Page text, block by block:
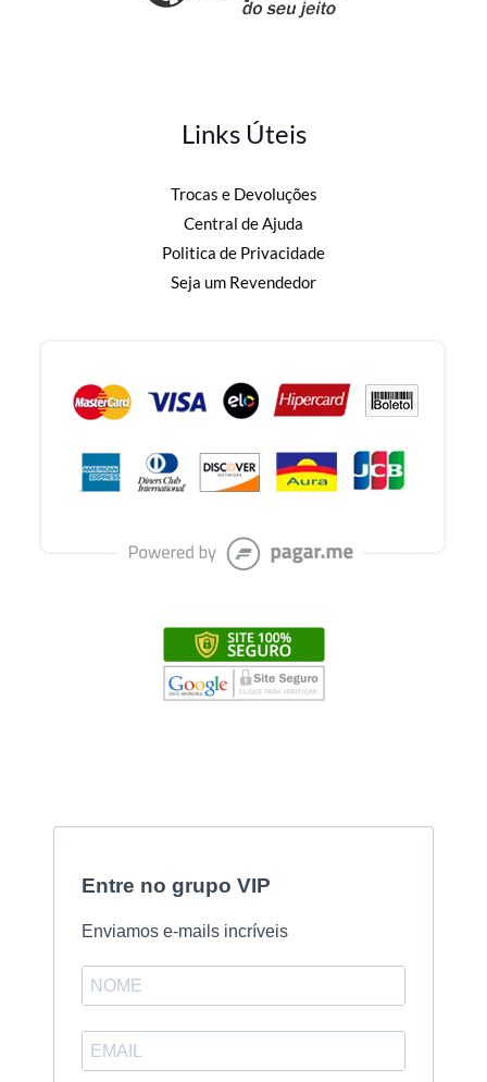
Links Úteis
Trocas e Devoluções
Central de Ajuda
Politica de Privacidade
Seja um Revendedor
Entre no grupo VIP
Enviamos e-mails incríveis